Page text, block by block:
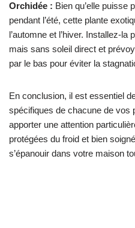
Orchidée : Bien qu’elle puisse
pendant l’été, cette plante
l’automne et l’hiver. Installez-la
mais sans soleil direct et
par le bas pour éviter la
En conclusion, il est essentiel
spécifiques de chacune de vos
apporter une attention
protégées du froid et bien
s’épanouir dans votre maison